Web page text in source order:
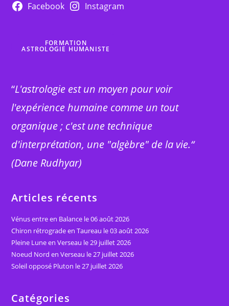
Facebook Instagram
FORMATION
ASTROLOGIE HUMANISTE
“L'astrologie est un moyen pour voir
l'expérience humaine comme un tout
organique ; c'est une technique
d'interprétation, une "algèbre" de la vie.“
(Dane Rudhyar)
Articles récents
Vénus entre en Balance le 06 août 2026
Chiron rétrograde en Taureau le 03 août 2026
Pleine Lune en Verseau le 29 juillet 2026
Noeud Nord en Verseau le 27 juillet 2026
Soleil opposé Pluton le 27 juillet 2026
Catégories